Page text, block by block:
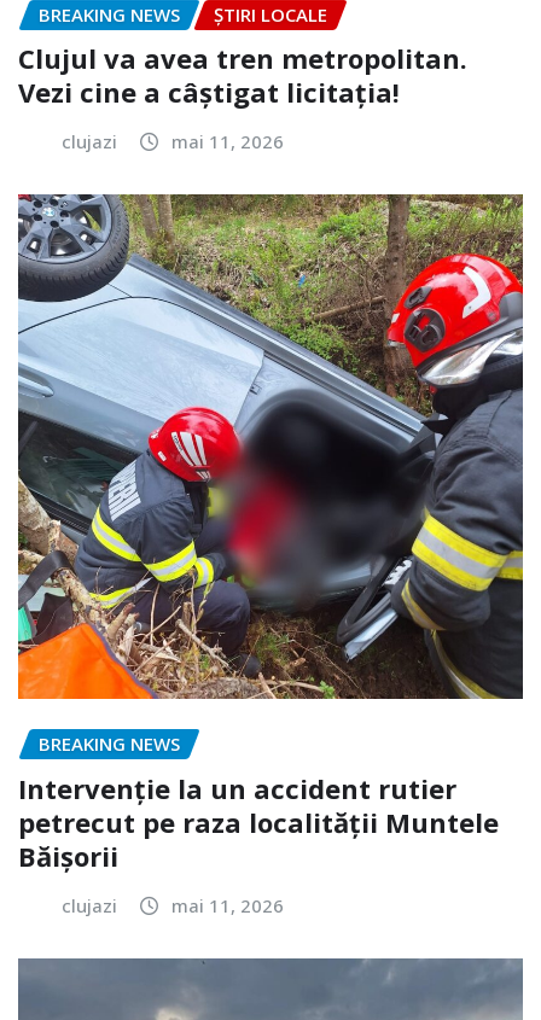
BREAKING NEWS ȘTIRI LOCALE
Clujul va avea tren metropolitan.
Vezi cine a câștigat licitația!
clujazi mai 11, 2026
BREAKING NEWS
Intervenție la un accident rutier
petrecut pe raza localității Muntele
Băișorii
clujazi mai 11, 2026